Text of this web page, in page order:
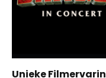
Unieke